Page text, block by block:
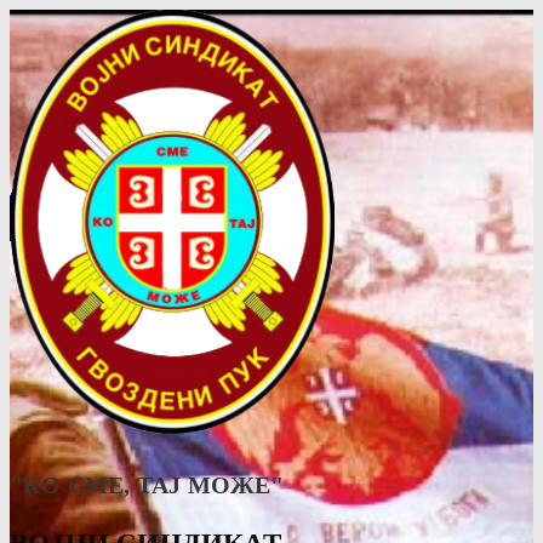
"КО СМЕ, ТАJ МОЖЕ"